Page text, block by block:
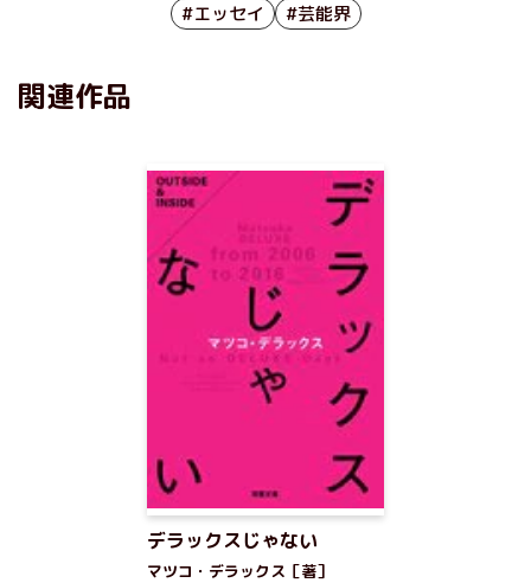
#エッセイ #芸能界
関連作品
デラックスじゃない
マツコ・デラックス［著］